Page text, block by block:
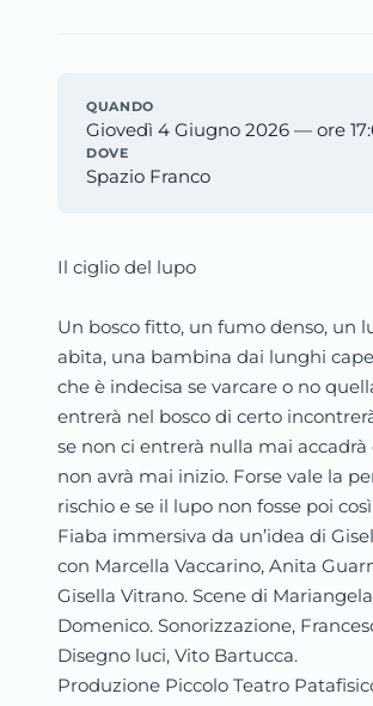
QUANDO
Giovedì 4 Giugno 2026 — ore
DOVE
Spazio Franco
Il ciglio del lupo
Un bosco fitto, un fumo denso, un
abita, una bambina dai lunghi
che è indecisa se varcare o no
entrerà nel bosco di certo
se non ci entrerà nulla mai accadrà
non avrà mai inizio. Forse vale la
rischio e se il lupo non fosse poi
Fiaba immersiva da un’idea di
con Marcella Vaccarino, Anita
Gisella Vitrano. Scene di
Domenico. Sonorizzazione,
Disegno luci, Vito Bartucca.
Produzione Piccolo Teatro